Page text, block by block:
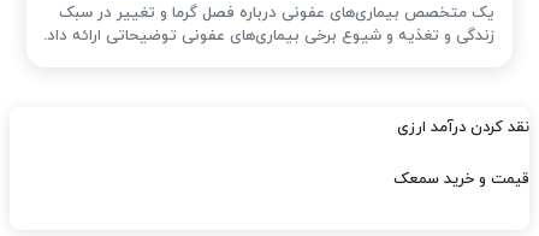
یک متخصص بیماری‌های عفونی درباره فصل گرما و تغییر در سبک
زندگی و تغذیه و شیوع برخی بیماری‌های عفونی توضیحاتی ارائه داد.
نقد کردن درآمد ارزی
قیمت و خرید سمعک